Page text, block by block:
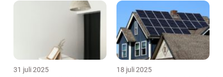
31 juli 2025 18 juli 2025